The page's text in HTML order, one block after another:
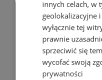
innych celach, w
geolokalizacyjne
wyłącznie tej
prawnie
sprzeciwić się
wycofać swoją
prywatności